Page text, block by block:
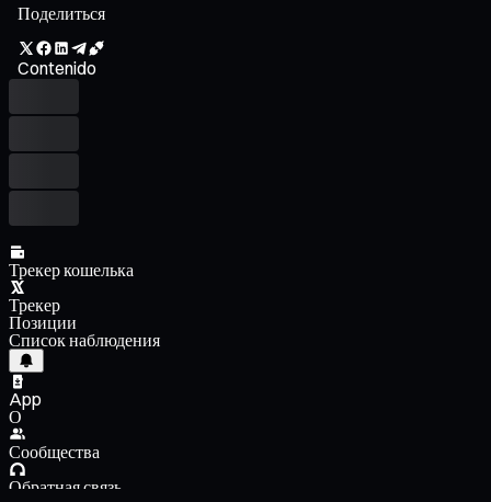
Поделиться
Contenido
Трекер кошелька
Трекер
Позиции
Список наблюдения
App
О
Сообщества
Обратная связь